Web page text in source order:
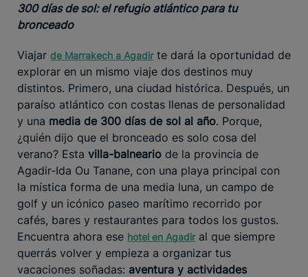
300 días de sol: el refugio atlántico para tu
bronceado
Viajar de Marrakech a Agadirte dará la oportunidad de
explorar en un mismo viaje dos destinos muy
distintos. Primero, una ciudad histórica. Después, un
paraíso atlántico con costas llenas de personalidad
y una media de 300 días de sol al año. Porque,
¿quién dijo que el bronceado es solo cosa del
verano? Esta villa-balneario de la provincia de
Agadir-Ida Ou Tanane, con una playa principal con
la mística forma de una media luna, un campo de
golf y un icónico paseo marítimo recorrido por
cafés, bares y restaurantes para todos los gustos.
Encuentra ahora ese hotel en Agadiral que siempre
querrás volver y empieza a organizar tus
vacaciones soñadas: aventura y actividades